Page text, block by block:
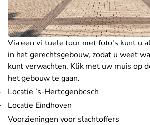
Via een virtuele tour met foto's kunt u
in het gerechtsgebouw, zodat u weet
kunt verwachten. Klik met uw muis op
het gebouw te gaan.
Locatie ’s-Hertogenbosch
Locatie Eindhoven
Voorzieningen voor slachtoffers